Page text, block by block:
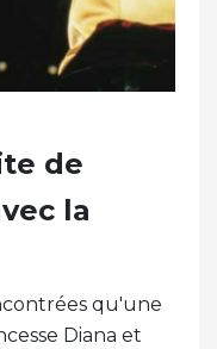
de
la
qu'une
Diana et